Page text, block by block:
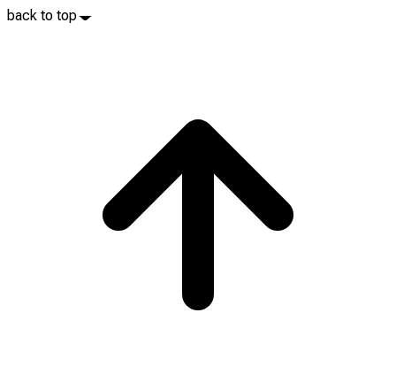
back to top